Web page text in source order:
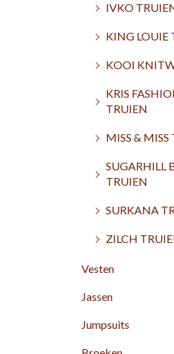
IVKO
KING LOUIE
KOOI
KRIS
TRUIEN
MISS & MISS
SUGARHILL
TRUIEN
SURKANA
ZILCH
Vesten
Jassen
Jumpsuits